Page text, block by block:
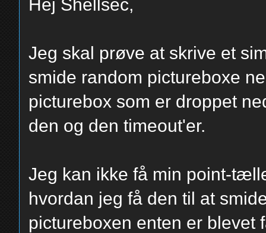
Hej Shellsec,
Jeg skal prøve at skrive et
smide random pictureboxe
picturebox som er droppet
den og den timeout'er.
Jeg kan ikke få min point-
hvordan jeg få den til at
pictureboxen enten er